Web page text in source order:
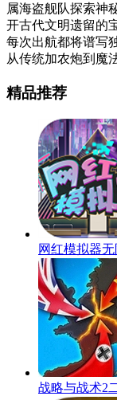
属海盗舰队探索神
开古代文明遗留的
每次出航都将谱写
从传统加农炮到魔
精品推荐
网红模拟器
战略与战术2